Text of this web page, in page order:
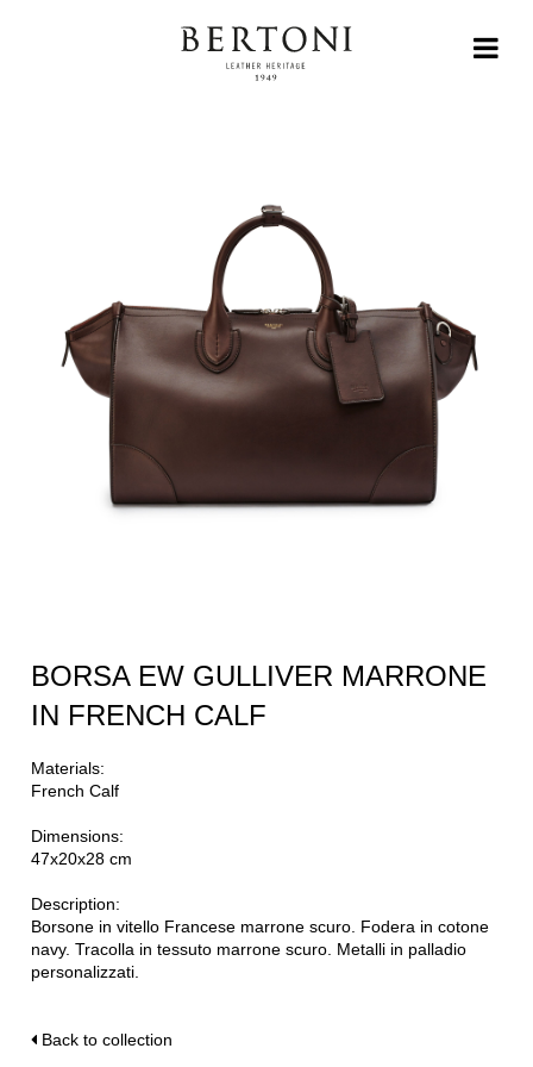
BORSA EW GULLIVER MARRONE
IN FRENCH CALF
Materials:
French Calf
Dimensions:
47x20x28 cm
Description:
Borsone in vitello Francese marrone scuro. Fodera in cotone
navy. Tracolla in tessuto marrone scuro. Metalli in palladio
personalizzati.
Back to collection